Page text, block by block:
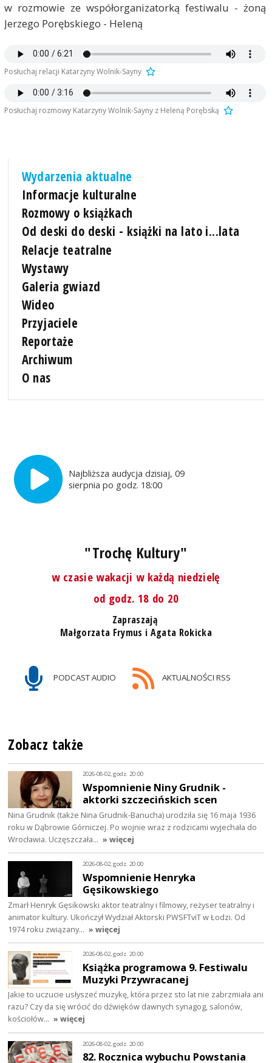
w rozmowie ze współorganizatorką festiwalu - żoną
Jerzego Porębskiego - Heleną
Posłuchaj relacji Katarzyny Wolnik-Sayny
Posłuchaj rozmowy Katarzyny Wolnik-Sayny z Heleną Porębską
Wydarzenia aktualne
Informacje kulturalne
Rozmowy o książkach
Od deski do deski - książki na lato i...lata
Relacje teatralne
Wystawy
Galeria gwiazd
Wideo
Przyjaciele
Reportaże
Archiwum
O nas
Najbliższa audycja dzisiaj, 09
sierpnia po godz. 18:00
"Trochę Kultury"
w czasie wakacji w każdą niedzielę
od godz. 18 do 20
Zapraszają
Małgorzata Frymus i Agata Rokicka
PODCAST AUDIO AKTUALNOŚCI RSS
Zobacz także
2026-08-02, godz. 20:00
Wspomnienie Niny Grudnik -
aktorki szczecińskich scen
Nina Grudnik (także Nina Grudnik-Banucha) urodziła się 16 maja 1936
roku w Dąbrowie Górniczej. Po wojnie wraz z rodzicami wyjechała do
Wrocławia. Uczęszczała… » więcej
2026-08-02, godz. 20:00
Wspomnienie Henryka
Gęsikowskiego
Zmarł Henryk Gęsikowski aktor teatralny i filmowy, reżyser teatralny i
animator kultury. Ukończył Wydział Aktorski PWSFTviT w Łodzi. Od
1974 roku związany… » więcej
2026-08-02, godz. 20:00
Książka programowa 9. Festiwalu
Muzyki Przywracanej
Jakie to uczucie usłyszeć muzykę, która przez sto lat nie zabrzmiała ani
razu? Czy da się wrócić do dźwięków dawnych synagog, salonów,
kościołów… » więcej
2026-08-02, godz. 20:00
82. Rocznica wybuchu Powstania